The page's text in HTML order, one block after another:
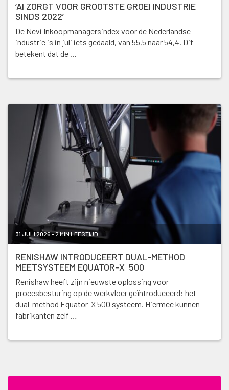
‘AI ZORGT VOOR GROOTSTE GROEI INDUSTRIE
SINDS 2022’
De Nevi Inkoopmanagersindex voor de Nederlandse
industrie is in juli iets gedaald, van 55,5 naar 54,4. Dit
betekent dat de …
31 JULI 2026 - 2 MIN LEESTIJD
RENISHAW INTRODUCEERT DUAL-METHOD
MEETSYSTEEM EQUATOR-X 500
Renishaw heeft zijn nieuwste oplossing voor
procesbesturing op de werkvloer geïntroduceerd: het
dual-method Equator-X 500 systeem. Hiermee kunnen
fabrikanten zelf …